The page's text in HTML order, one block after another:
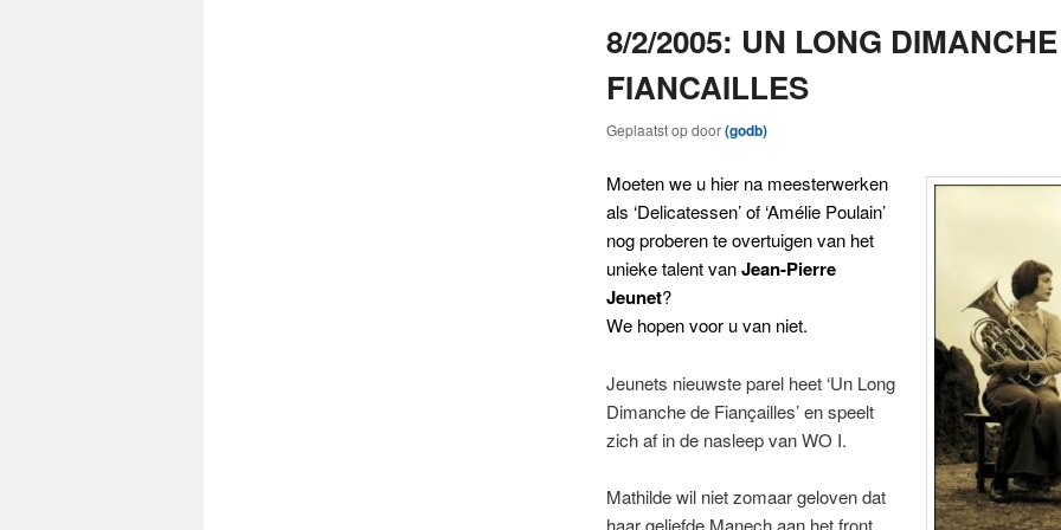
8/2/2005: UN LONG
FIANCAILLES
Geplaatst opdoor(godb)
Moeten we u hier na meesterwerken
als ‘Delicatessen’ of ‘Amélie Poulain’
nog proberen te overtuigen van het
unieke talent vanJean-Pierre
Jeunet?
We hopen voor u van niet.
Jeunets nieuwste parel heet ‘Un Long
Dimanche de Fiançailles’ en speelt
zich af in de nasleep van WO I.
Mathilde wil niet zomaar geloven dat
haar geliefde Manech aan het front